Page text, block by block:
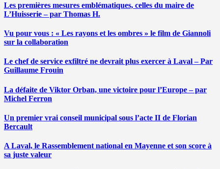
Les premières mesures emblématiques, celles du maire de
L’Huisserie – par Thomas H.
Vu pour vous : « Les rayons et les ombres » le film de Giannoli
sur la collaboration
Le chef de service exfiltré ne devrait plus exercer à Laval – Par
Guillaume Frouin
La défaite de Viktor Orban, une victoire pour l’Europe – par
Michel Ferron
Un premier vrai conseil municipal sous l’acte II de Florian
Bercault
A Laval, le Rassemblement national en Mayenne et son score à
sa juste valeur